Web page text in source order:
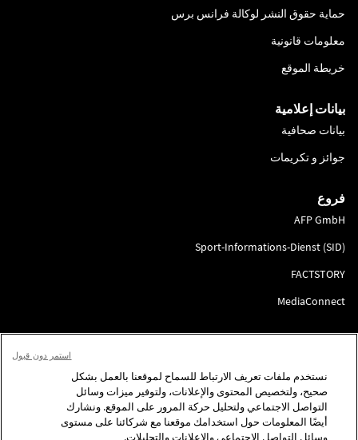
حماية حقوق النشر لوكالة فرانس برس
معلومات قانونية
خريطة الموقع
بيانات إعلامية
بيانات صحافية
جوائز و تكريمات
فروع
AFP GmbH
Sport-Informations-Dienst (SID)
FACTSTORY
MediaConnect
تابعونا
للاتصال
نستخدم ملفات تعريف الارتباط للسماح لموقعنا بالعمل بشكل
صحيح، ولتخصيص المحتوى والإعلانات، ولتوفير ميزات وسائل
التواصل الاجتماعي ولتحليل حركة المرور على الموقع. ونشارك
أيضًا المعلومات حول استخدامك موقعنا مع شركائنا على مستوى
وسائل التواصل الاجتماعي والإعلانات والتحليلات.
استمر دون قبول